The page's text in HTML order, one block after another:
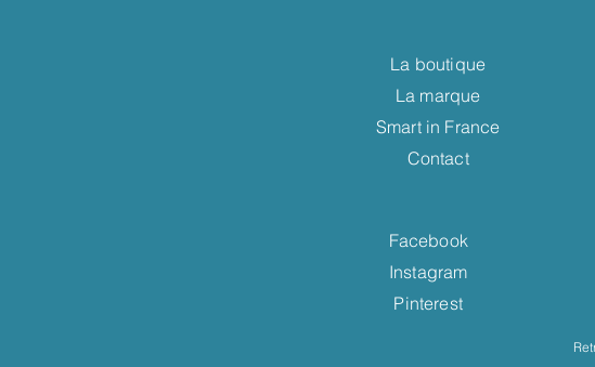
La boutique
La marque
Smart in France
Contact
Facebook
Instagram
Pinterest